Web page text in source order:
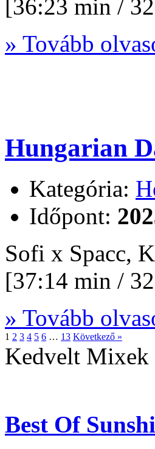
[36:23 min /
» Tovább
Hungarian
Kategória:
Időpont:
Sofi x Spacc,
[37:14 min /
» Tovább
1 2 3 4 5 6 … 13 Következő »
Kedvelt Mixek
Best Of